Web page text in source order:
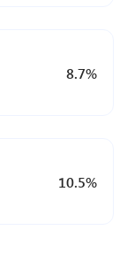
8.7%
10.5%